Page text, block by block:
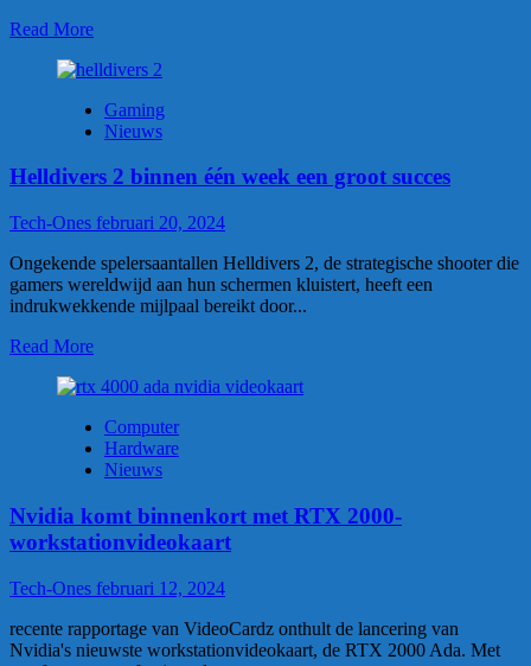
Read More
Gaming
Nieuws
Helldivers 2 binnen één week een groot succes
Tech-Ones februari 20, 2024
Ongekende spelersaantallen Helldivers 2, de strategische shooter die
gamers wereldwijd aan hun schermen kluistert, heeft een
indrukwekkende mijlpaal bereikt door...
Read More
Computer
Hardware
Nieuws
Nvidia komt binnenkort met RTX 2000-
workstationvideokaart
Tech-Ones februari 12, 2024
recente rapportage van VideoCardz onthult de lancering van
Nvidia's nieuwste workstationvideokaart, de RTX 2000 Ada. Met